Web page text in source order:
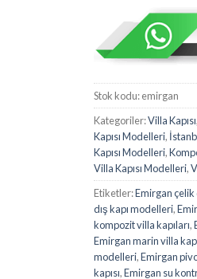
Stok kodu:emirgan
Kategoriler:Villa Kapısı,
Kapısı Modelleri,
Kapısı Modelleri,
Villa Kapısı Modelleri,
Etiketler:Emirgan çelik
dış kapı modelleri,
kompozit villa kapıları,
Emirgan marin villa
modelleri,Emirgan
kapısı,Emirgan su